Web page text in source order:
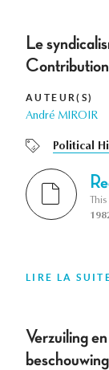
Le
AUTEUR(S)
André MIROIR
Political
LIRE LA
Verzuiling